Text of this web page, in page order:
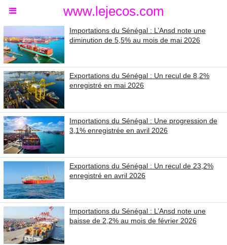
www.lejecos.com
Importations du Sénégal : L’Ansd note une
diminution de 5,5% au mois de mai 2026
Exportations du Sénégal : Un recul de 8,2%
enregistré en mai 2026
Importations du Sénégal : Une progression de
3,1% enregistrée en avril 2026
Exportations du Sénégal : Un recul de 23,2%
enregistré en avril 2026
Importations du Sénégal : L’Ansd note une
baisse de 2,2% au mois de février 2026